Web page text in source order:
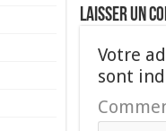
Laisser un
Votre
sont